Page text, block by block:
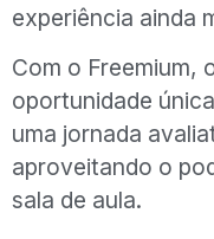
experiência ainda
Com o Freemium,
oportunidade
uma jornada
aproveitando o
sala de aula.